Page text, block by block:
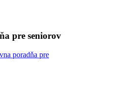
pre seniorov